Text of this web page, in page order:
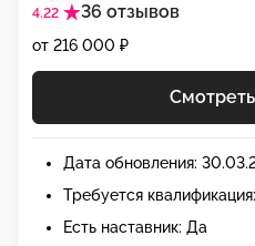
4.22 36 отзывов
от 216 000 ₽
Дата обновления:
Требуется
Есть наставник: Да